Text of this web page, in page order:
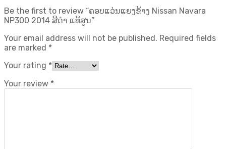
Be the first to review “ຄອບແວ່ນແຍງຂ້າງ Nissan Navara
NP300 2014 ສີດຳ ແທ້ສູນ”
Your email address will not be published. Required fields
are marked *
Your rating *
Your review *